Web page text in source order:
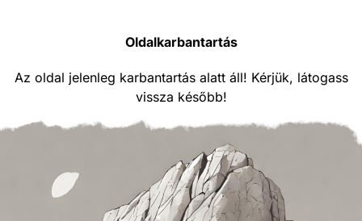
Oldalkarbantartás
Az oldal jelenleg karbantartás alatt áll! Kérjük, látogass
vissza később!